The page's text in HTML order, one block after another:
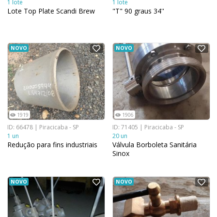
1 lote
Lote Top Plate Scandi Brew
1 lote
"T" 90 graus 34''
NOVO
1919
ID: 66478 | Piracicaba - SP
1 un
Redução para fins industriais
NOVO
1906
ID: 71405 | Piracicaba - SP
20 un
Válvula Borboleta Sanitária
Sinox
NOVO NOVO